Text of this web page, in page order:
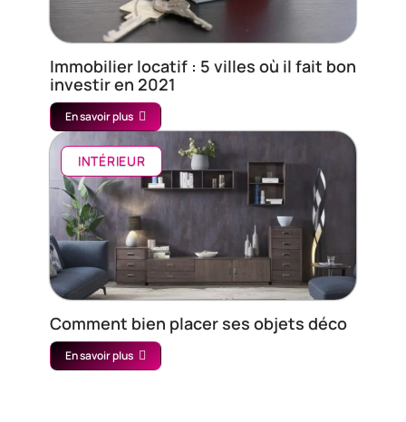
Immobilier locatif : 5 villes où il fait bon
investir en 2021
En savoir plus
INTÉRIEUR
Comment bien placer ses objets déco
En savoir plus